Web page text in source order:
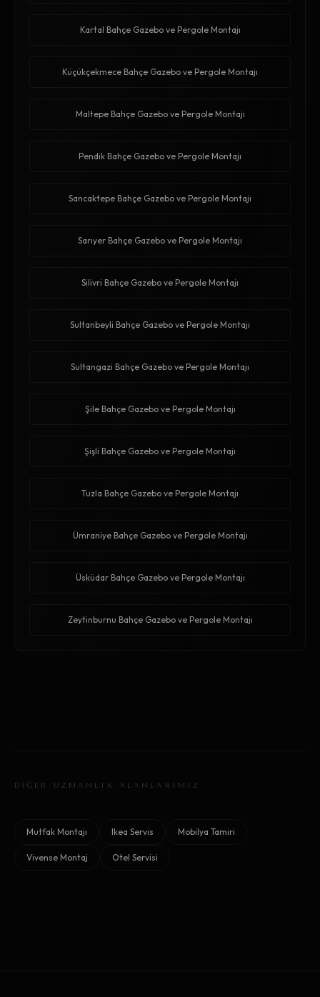
Kartal Bahçe Gazebo ve Pergole Montajı
Küçükçekmece Bahçe Gazebo ve Pergole Montajı
Maltepe Bahçe Gazebo ve Pergole Montajı
Pendik Bahçe Gazebo ve Pergole Montajı
Sancaktepe Bahçe Gazebo ve Pergole Montajı
Sarıyer Bahçe Gazebo ve Pergole Montajı
Silivri Bahçe Gazebo ve Pergole Montajı
Sultanbeyli Bahçe Gazebo ve Pergole Montajı
Sultangazi Bahçe Gazebo ve Pergole Montajı
Şile Bahçe Gazebo ve Pergole Montajı
Şişli Bahçe Gazebo ve Pergole Montajı
Tuzla Bahçe Gazebo ve Pergole Montajı
Ümraniye Bahçe Gazebo ve Pergole Montajı
Üsküdar Bahçe Gazebo ve Pergole Montajı
Zeytinburnu Bahçe Gazebo ve Pergole Montajı
DİĞER UZMANLIK ALANLARIMIZ
Mutfak Montajı Ikea Servis Mobilya Tamiri
Vivense Montaj Otel Servisi